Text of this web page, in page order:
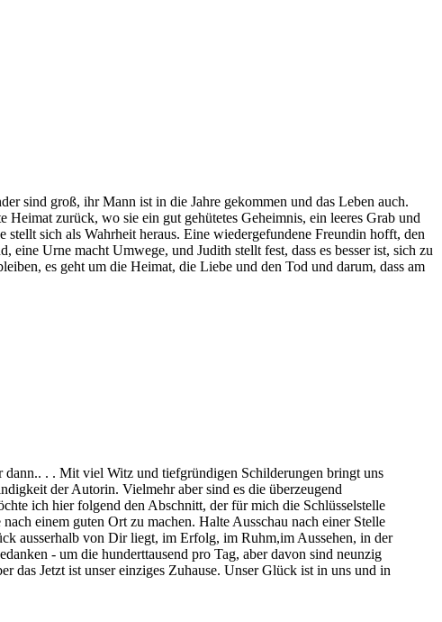
sind groß, ihr Mann ist in die Jahre gekommen und das Leben auch.
zurück, wo sie ein gut gehütetes Geheimnis, ein leeres Grab und
sich als Wahrheit heraus. Eine wiedergefundene Freundin hofft, den
Urne macht Umwege, und Judith stellt fest, dass es besser ist, sich zu
es geht um die Heimat, die Liebe und den Tod und darum, dass am
. . Mit viel Witz und tiefgründigen Schilderungen bringt uns
der Autorin. Vielmehr aber sind es die überzeugend
ich hier folgend den Abschnitt, der für mich die Schlüsselstelle
einem guten Ort zu machen. Halte Ausschau nach einer Stelle
ausserhalb von Dir liegt, im Erfolg, im Ruhm,im Aussehen, in der
- um die hunderttausend pro Tag, aber davon sind neunzig
Jetzt ist unser einziges Zuhause. Unser Glück ist in uns und in